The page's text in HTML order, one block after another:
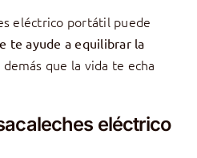
eléctrico portátil puede
te ayude a equilibrar la
que la vida te echa
eléctrico